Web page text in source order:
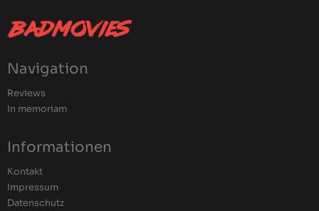
Navigation
Reviews
In memoriam
Informationen
Kontakt
Impressum
Datenschutz